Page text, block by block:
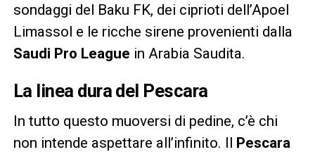
sondaggi del Baku FK, dei ciprioti dell’Apoel
Limassol e le ricche sirene provenienti dalla
Saudi Pro League in Arabia Saudita.
La linea dura del Pescara
In tutto questo muoversi di pedine, c’è chi
non intende aspettare all’infinito. Il Pescara